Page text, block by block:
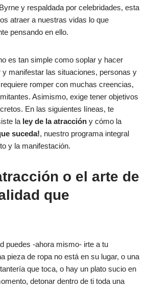
y respaldada por celebridades, esta
atraer a nuestras vidas lo que
pensando en ello.
es tan simple como soplar y hacer
y manifestar las situaciones, personas y
romper con muchas creencias,
Asimismo, exige tener objetivos
En las siguientes líneas, te
la ley de la atracción y cómo la
suceda!, nuestro programa integral
y la manifestación.
o el arte de
que
puedes -ahora mismo- irte a tu
pieza de ropa no está en su lugar, o una
que toca, o hay un plato sucio en
detonar dentro de ti toda una